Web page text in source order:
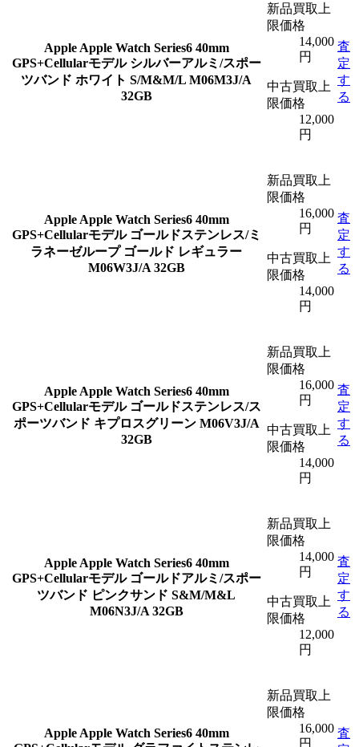
Apple Apple Watch Series6 40mm
GPS+Cellularモデル シルバーアルミ/スポー
ツバンド ホワイト S/M&M/L M06M3J/A
32GB
新品買取上
限価格
14,000
円
中古買取上
限価格
12,000
円
査
定
す
る
Apple Apple Watch Series6 40mm
GPS+Cellularモデル ゴールドステンレス/ミ
ラネーゼループ ゴールド レギュラー
M06W3J/A 32GB
新品買取上
限価格
16,000
円
中古買取上
限価格
14,000
円
査
定
す
る
Apple Apple Watch Series6 40mm
GPS+Cellularモデル ゴールドステンレス/ス
ポーツバンド キプロスグリーン M06V3J/A
32GB
新品買取上
限価格
16,000
円
中古買取上
限価格
14,000
円
査
定
す
る
Apple Apple Watch Series6 40mm
GPS+Cellularモデル ゴールドアルミ/スポー
ツバンド ピンクサンド S&M/M&L
M06N3J/A 32GB
新品買取上
限価格
14,000
円
中古買取上
限価格
12,000
円
査
定
す
る
Apple Apple Watch Series6 40mm
新品買取上
限価格
16,000
円
査